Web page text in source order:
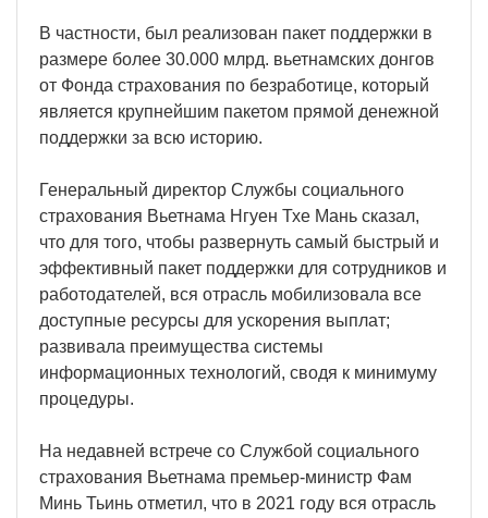
В частности, был реализован пакет поддержки в
размере более 30.000 млрд. вьетнамских донгов
от Фонда страхования по безработице, который
является крупнейшим пакетом прямой денежной
поддержки за всю историю.
Генеральный директор Службы социального
страхования Вьетнама Нгуен Тхе Мань сказал,
что для того, чтобы развернуть самый быстрый и
эффективный пакет поддержки для сотрудников и
работодателей, вся отрасль мобилизовала все
доступные ресурсы для ускорения выплат;
развивала преимущества системы
информационных технологий, сводя к минимуму
процедуры.
На недавней встрече со Службой социального
страхования Вьетнама премьер-министр Фам
Минь Тьинь отметил, что в 2021 году вся отрасль